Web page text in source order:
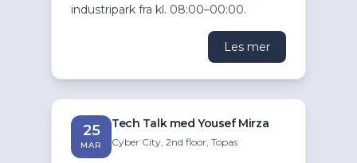
industripark fra kl. 08:00–00:00.
Les mer
25
MAR
Tech Talk med Yousef Mirza
Cyber City, 2nd floor, Topas